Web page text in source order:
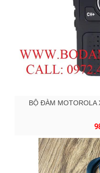
BỘ ĐÀM MOTOROLA